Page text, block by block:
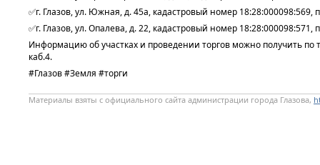
✅г. Глазов, ул. Южная, д. 45а, кадастровый номер 18:28:000098:569,
✅г. Глазов, ул. Опалева, д. 22, кадастровый номер
Информацию об участках и проведении торгов можно получить
каб.4.
#Глазов #Земля #торги
Материалы взяты с официального сайта администрации города Глазова,